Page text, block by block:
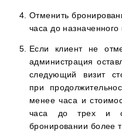
Отменить
часа до назначенного
Если клиент не
администрация
следующий визит
при
менее часа и
часа до трех и
бронировании более